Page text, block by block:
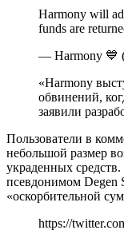
Harmony will
funds are
— Harmony 💙
«Harmony
обвинений,
заявили
Пользователи в
небольшой размер
украденных
псевдонимом Degen
«оскорбительной
https://